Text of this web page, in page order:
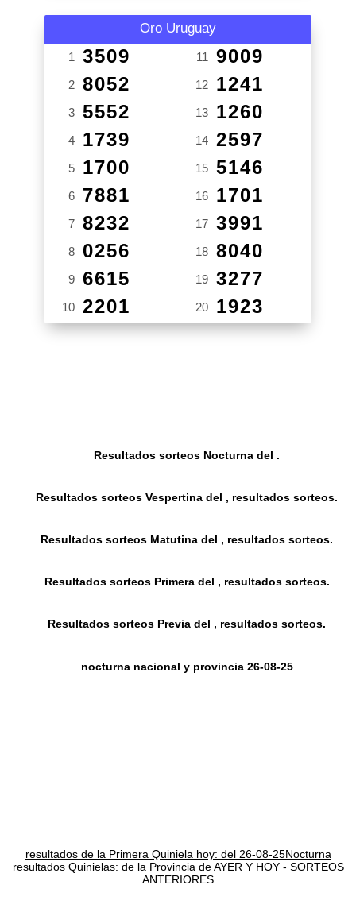
Oro Uruguay
1 3509
2 8052
3 5552
4 1739
5 1700
6 7881
7 8232
8 0256
9 6615
10 2201
11 9009
12 1241
13 1260
14 2597
15 5146
16 1701
17 3991
18 8040
19 3277
20 1923
Resultados sorteos Nocturna del .
Resultados sorteos Vespertina del , resultados sorteos.
Resultados sorteos Matutina del , resultados sorteos.
Resultados sorteos Primera del , resultados sorteos.
Resultados sorteos Previa del , resultados sorteos.
nocturna nacional y provincia 26-08-25
resultados de la Primera Quiniela hoy: del 26-08-25Nocturna
resultados Quinielas: de la Provincia de AYER Y HOY - SORTEOS
ANTERIORES